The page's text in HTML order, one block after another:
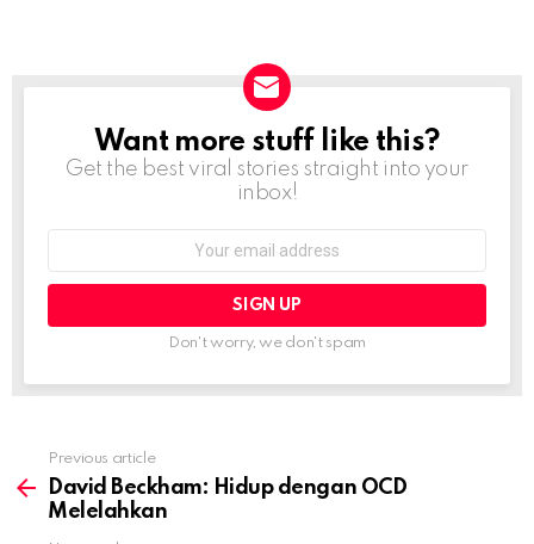
NEWSLETTER
Want more stuff like this?
Get the best viral stories straight into your
inbox!
Don't worry, we don't spam
more
Previous article
David Beckham: Hidup dengan OCD
Melelahkan